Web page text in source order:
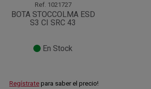
Ref. 1021727
BOTA STOCCOLMA ESD
S3 CI SRC 43
En Stock
Regístrate para saber el precio!